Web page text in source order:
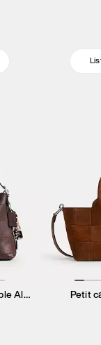
Sac à Porté-épaule Souple Alter/Ego Petit